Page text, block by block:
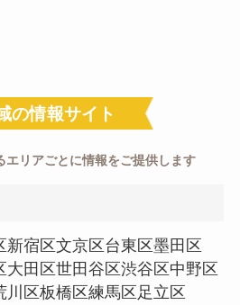
の情報サイト
エリアごとに情報をご提供します
新宿区文京区台東区墨田区
大田区世田谷区渋谷区中野区
川区板橋区練馬区足立区